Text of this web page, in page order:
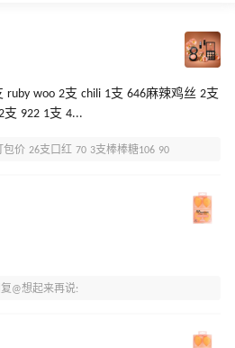
ruby woo 2支 chili 1支 646麻辣鸡丝 2支
支 922 1支 4...
包价 26支口红 70 3支棒棒糖106 90
复@想起来再说: